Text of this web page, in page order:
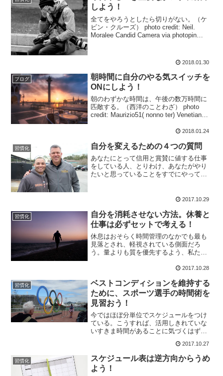
しよう！
全てをやろうとしたら切りがない。（ケ
ビン・クルーズ） photo credit: Neil.
Moralee Candid Camera via photopin
2018.01.30
ブログ
朝時間に自分のやる気スイッチを
ONにしよう！
朝のわずかな時間は、午後の数万時間に
匹敵する。（西洋のことわざ） photo
credit: Maurizio51( nonno ter) Venetian
2018.01.24
習慣化 自分を変えるための４つの質問
あなたにとって信用と賞賛に値する仕事
をしている人、とりわけ、あなたがやり
たいと思っていることをすでにやってい
分の立場に当てはめてみよう。1時間の節
2017.10.29
習慣化
自分を消耗させない方法。休養と
仕事は必ずセットで考える！
休息はおそらく時間管理のなかでも最も
見落とされ、軽視されている側面だろ
う。量よりも質を優先するよう、私たち
を指導すべきだし、選手は選手で、トレ
練習をしたら次の練習までき...
2017.10.28
習慣化
ベストコンディションを維持する
ために、スポーツ選手の時間術を
見習おう！
今ではほぼ分単位でスケジュールをつけ
ている。こうすれば、活用しきれていな
いすきま時間があることに気づくはず。
る。インターネットに1時間使うくらいな
ら、仮眠を取って回復を促す。あなたも
日々、そして毎日、目標...
2017.10.27
習慣化
スケジュール表は逆方向からうめ
よう！